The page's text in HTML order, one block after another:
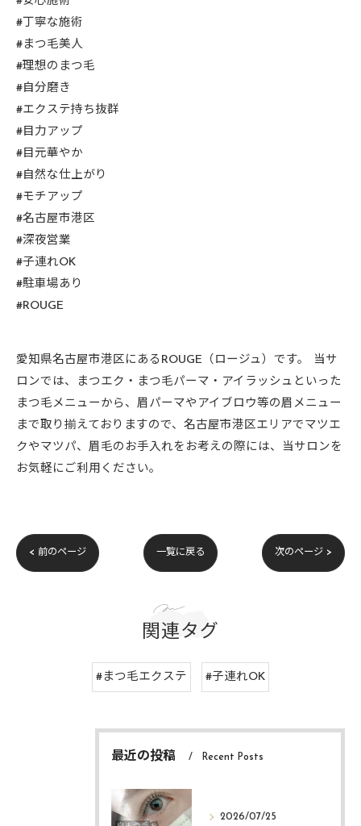
#丁寧な施術
#まつ毛美人
#理想のまつ毛
#自分磨き
#エクステ持ち抜群
#目力アップ
#目元華やか
#自然な仕上がり
#モチアップ
#名古屋市港区
#深夜営業
#子連れOK
#駐車場あり
#ROUGE
愛知県名古屋市港区にあるROUGE（ロージュ）です。 当サ
ロンでは、まつエク・まつ毛パーマ・アイラッシュといった
まつ毛メニューから、眉パーマやアイブロウ等の眉メニュー
まで取り揃えておりますので、名古屋市港区エリアでマツエ
クやマツパ、眉毛のお手入れをお考えの際には、当サロンを
お気軽にご利用ください。
< 前のページ 一覧に戻る 次のページ >
関連タグ
#まつ毛エクステ #子連れOK
最近の投稿 Recent Posts
2026/07/25